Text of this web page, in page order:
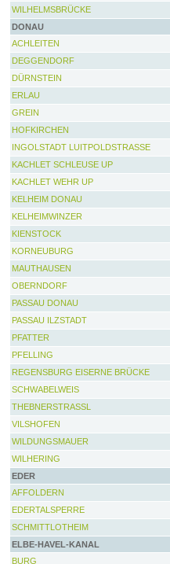
WILHELMSBRÜCKE
DONAU
ACHLEITEN
DEGGENDORF
DÜRNSTEIN
ERLAU
GREIN
HOFKIRCHEN
INGOLSTADT LUITPOLDSTRASSE
KACHLET SCHLEUSE UP
KACHLET WEHR UP
KELHEIM DONAU
KELHEIMWINZER
KIENSTOCK
KORNEUBURG
MAUTHAUSEN
OBERNDORF
PASSAU DONAU
PASSAU ILZSTADT
PFATTER
PFELLING
REGENSBURG EISERNE BRÜCKE
SCHWABELWEIS
THEBNERSTRASSL
VILSHOFEN
WILDUNGSMAUER
WILHERING
EDER
AFFOLDERN
EDERTALSPERRE
SCHMITTLOTHEIM
ELBE-HAVEL-KANAL
BURG